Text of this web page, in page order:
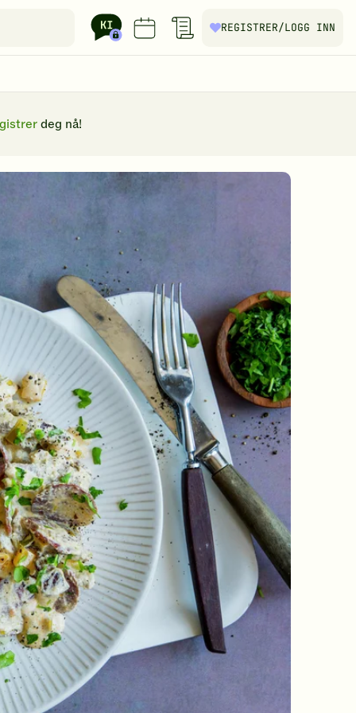
REGISTRER/LOGG INN
deg nå!